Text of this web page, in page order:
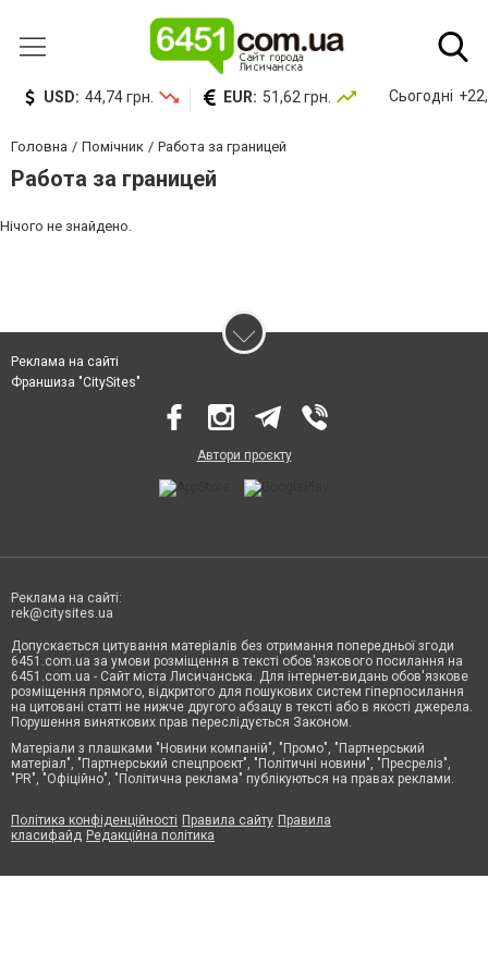
USD: 44,74 грн. EUR: 51,62 грн. Сьогодні
Головна Помічник Работа за границей
Работа за границей
Нічого не знайдено.
Реклама на сайті
Франшиза "CitySites"
Автори проєкту
Реклама на сайті:
rek@citysites.ua
Допускається цитування матеріалів без отримання попередньої згоди
6451.com.ua за умови розміщення в тексті обов'язкового посилання на
6451.com.ua - Сайт міста Лисичанська. Для інтернет-видань обов'язкове
розміщення прямого, відкритого для пошукових систем гіперпосилання
на цитовані статті не нижче другого абзацу в тексті або в якості джерела.
Порушення виняткових прав переслідується Законом.
Матеріали з плашками "Новини компаній", "Промо", "Партнерський
матеріал", "Партнерський спецпроєкт", "Політичні новини", "Пресреліз",
"PR", "Офіційно", "Політична реклама" публікуються на правах реклами.
Політика конфіденційності Правила сайту Правила
класифайд Редакційна політика